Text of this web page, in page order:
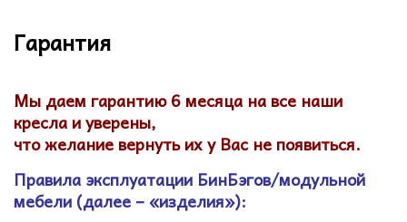
Гарантия
Мы даем гарантию 6 месяца на все наши
кресла и уверены,
что желание вернуть их у Вас не появиться.
Правила эксплуатации БинБэгов/модульной
мебели (далее – «изделия»):